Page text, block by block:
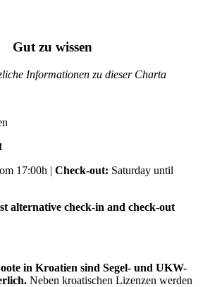
Gut zu wissen
Informationen zu dieser Charta
17:00h | Check-out: Saturday until
alternative check-in and check-out
in Kroatien sind Segel- und UKW-
Neben kroatischen Lizenzen werden